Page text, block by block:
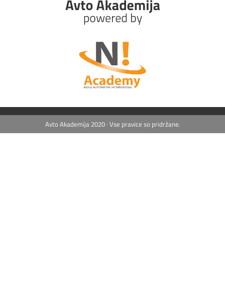
Avto Akademija 2020 · Vse pravice so pridržane.